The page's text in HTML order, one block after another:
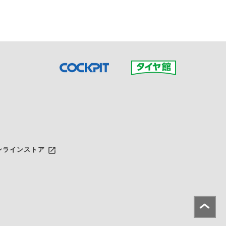
ラインストア launch